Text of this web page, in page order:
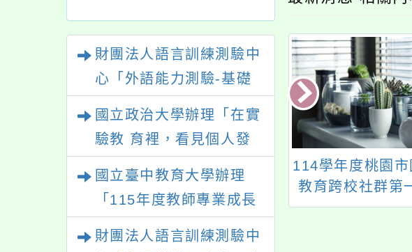
財團法人語言訓練測驗中
心「外語能力測驗-基礎
國立政治大學辦理「在實
驗教 育裡，看見個人發
國立臺中教育大學辦理
「115年度教師專業成長
財團法人語言訓練測驗中
）2025年初
112寒輔班級.學員.時
間.教室.課表公告
114學年度桃園市
教育跨校社群第
研習工作坊